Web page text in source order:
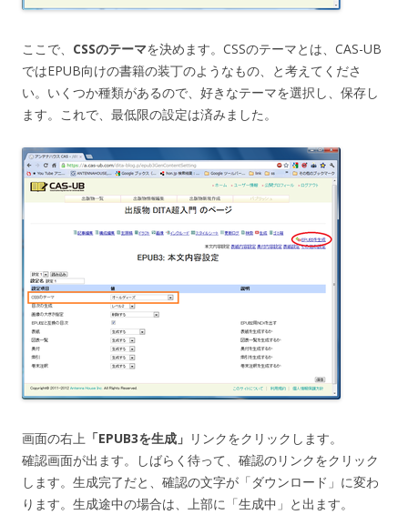
ここで、 CSSのテーマを決めます。CSSのテーマとは、CAS-UB
ではEPUB向けの書籍の装丁のようなもの、と考えてくださ
い。いくつか種類があるので、好きなテーマを選択し、保存し
ます。これで、最低限の設定は済みました。
画面の右上 「EPUB3を生成」 リンクをクリックします。
確認画面が出ます。しばらく待って、確認のリンクをクリック
します。生成完了だと、確認の文字が「ダウンロード」に変わ
ります。生成途中の場合は、上部に「生成中」と出ます。